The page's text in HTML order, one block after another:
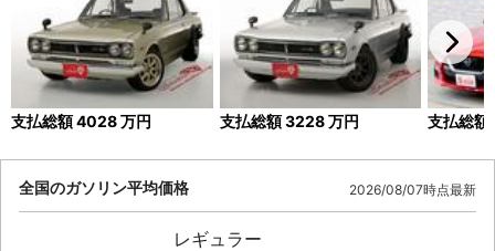
支払総額4028万円 支払総額3228万円 支払総額
全国のガソリン平均価格 2026/08/07時点最新
レギュラー